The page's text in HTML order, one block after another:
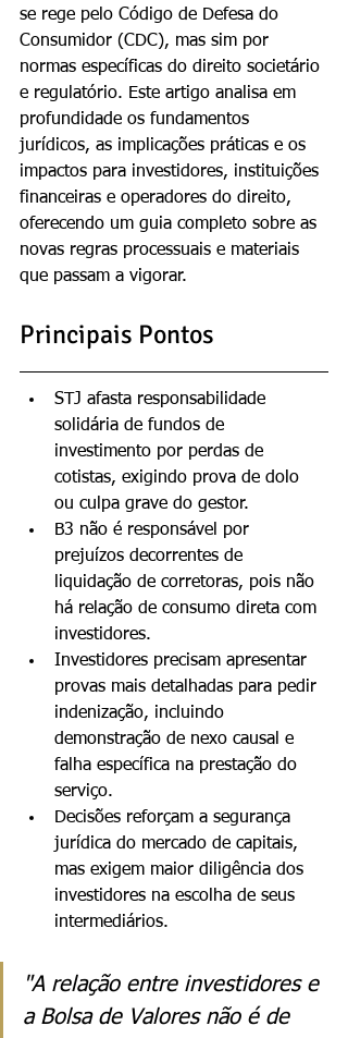
se rege pelo Código de Defesa do
Consumidor (CDC), mas sim por
normas específicas do direito societário
e regulatório. Este artigo analisa em
profundidade os fundamentos
jurídicos, as implicações práticas e os
impactos para investidores, instituições
financeiras e operadores do direito,
oferecendo um guia completo sobre as
novas regras processuais e materiais
que passam a vigorar.
Principais Pontos
STJ afasta responsabilidade
solidária de fundos de
investimento por perdas de
cotistas, exigindo prova de dolo
ou culpa grave do gestor.
B3 não é responsável por
prejuízos decorrentes de
liquidação de corretoras, pois não
há relação de consumo direta com
investidores.
Investidores precisam apresentar
provas mais detalhadas para pedir
indenização, incluindo
demonstração de nexo causal e
falha específica na prestação do
serviço.
Decisões reforçam a segurança
jurídica do mercado de capitais,
mas exigem maior diligência dos
investidores na escolha de seus
intermediários.
"A relação entre investidores e
a Bolsa de Valores não é de